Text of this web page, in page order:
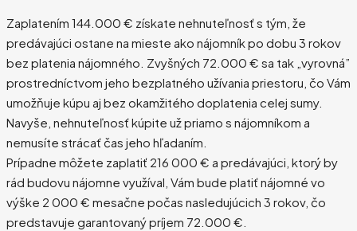
Zaplatením 144.000 € získate nehnuteľnosť s tým, že
predávajúci ostane na mieste ako nájomník po dobu 3 rokov
bez platenia nájomného. Zvyšných 72.000 € sa tak „vyrovná”
prostredníctvom jeho bezplatného užívania priestoru, čo Vám
umožňuje kúpu aj bez okamžitého doplatenia celej sumy.
Navyše, nehnuteľnosť kúpite už priamo s nájomníkom a
nemusíte strácať čas jeho hľadaním.
Prípadne môžete zaplatiť 216 000 € a predávajúci, ktorý by
rád budovu nájomne využíval, Vám bude platiť nájomné vo
výške 2 000 € mesačne počas nasledujúcich 3 rokov, čo
predstavuje garantovaný príjem 72.000 €.